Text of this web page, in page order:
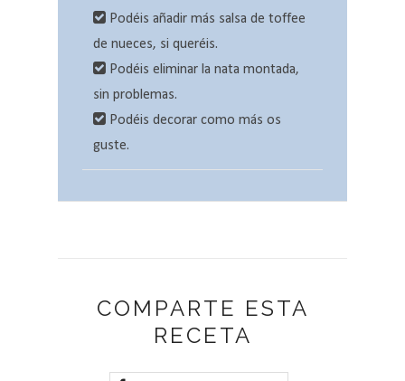
Podéis añadir más salsa de toffee
de nueces, si queréis.
Podéis eliminar la nata montada,
sin problemas.
Podéis decorar como más os
guste.
COMPARTE ESTA
RECETA